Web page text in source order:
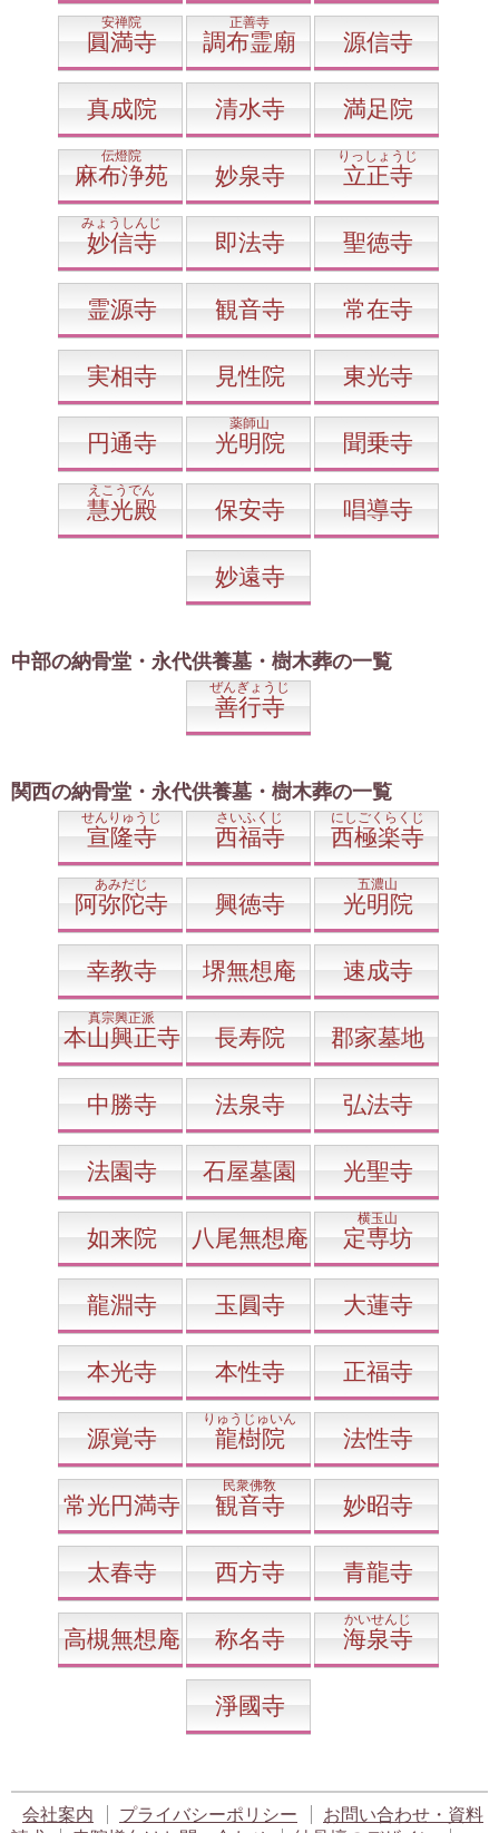
安禅院
圓満寺
正善寺
調布霊廟 源信寺
真成院 清水寺 満足院
伝燈院
麻布浄苑 妙泉寺
りっしょうじ
立正寺
みょうしんじ
妙信寺 即法寺 聖徳寺
霊源寺 観音寺 常在寺
実相寺 見性院 東光寺
円通寺
薬師山
光明院 聞乗寺
えこうでん
慧光殿 保安寺 唱導寺
妙遠寺
中部の納骨堂・永代供養墓・樹木葬の一覧
ぜんぎょうじ
善行寺
関西の納骨堂・永代供養墓・樹木葬の一覧
せんりゅうじ
宣隆寺
さいふくじ
西福寺
にしごくらくじ
西極楽寺
あみだじ
阿弥陀寺 興徳寺
五濃山
光明院
幸教寺 堺無想庵 速成寺
真宗興正派
本山興正寺 長寿院 郡家墓地
中勝寺 法泉寺 弘法寺
法園寺 石屋墓園 光聖寺
如来院 八尾無想庵
横玉山
定専坊
龍淵寺 玉圓寺 大蓮寺
本光寺 本性寺 正福寺
源覚寺
りゅうじゅいん
龍樹院 法性寺
常光円満寺
民衆佛敎
観音寺 妙昭寺
太春寺 西方寺 青龍寺
高槻無想庵 称名寺
かいせんじ
海泉寺
淨國寺
会社案内 プライバシーポリシー
お問い合わせ・資料